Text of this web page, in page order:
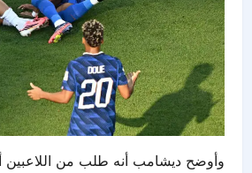
وأوضح ديشامب أنه طلب من اللاعبين